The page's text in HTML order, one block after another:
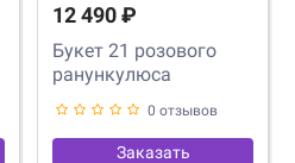
12 490 ₽
Букет 21 розового
ранункулюса
0 отзывов
Заказать